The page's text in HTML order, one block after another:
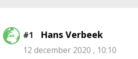
#1 Hans Verbeek
12 december 2020 , 10:10